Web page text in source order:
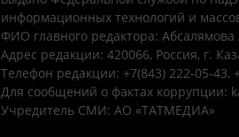
информационных технологий и
ФИО главного редактора:
Адрес редакции: 420066, Россия, г.
Телефон редакции: +7(843) 222-05-43,
Для сообщений о фактах коррупции:
Учредитель СМИ: АО «ТАТМЕДИА»